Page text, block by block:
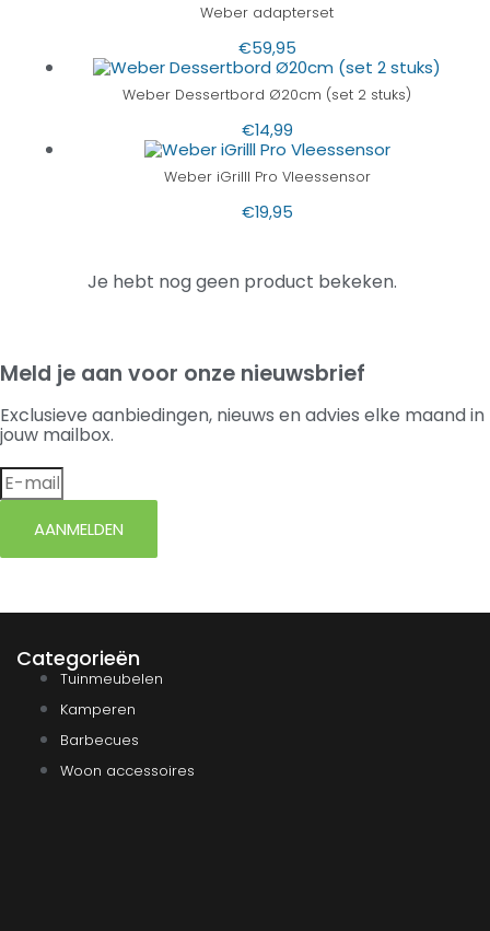
Weber adapterset
€59,95
Weber Dessertbord Ø20cm (set 2 stuks)
€14,99
Weber iGrilll Pro Vleessensor
€19,95
Je hebt nog geen product bekeken.
Meld je aan voor onze nieuwsbrief
Exclusieve aanbiedingen, nieuws en advies elke maand in
jouw mailbox.
AANMELDEN
Categorieën
Tuinmeubelen
Kamperen
Barbecues
Woon accessoires